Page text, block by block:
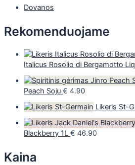
Dovanos
Rekomenduojame
Italicus Rosolio di Bergamotto
Peach Soju € 4.90
Likeris St-
Blackberry 1L € 46.90
Kaina